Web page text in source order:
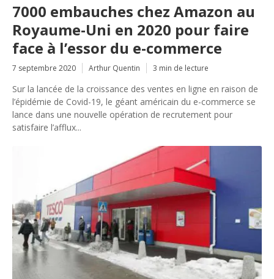
7000 embauches chez Amazon au
Royaume-Uni en 2020 pour faire
face à l’essor du e-commerce
7 septembre 2020 Arthur Quentin 3 min de lecture
Sur la lancée de la croissance des ventes en ligne en raison de
l’épidémie de Covid-19, le géant américain du e-commerce se
lance dans une nouvelle opération de recrutement pour
satisfaire l’afflux...